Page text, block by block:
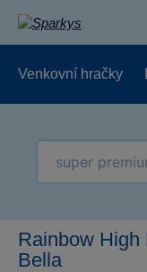
Venkovní hračky
Rainbow High
Bella